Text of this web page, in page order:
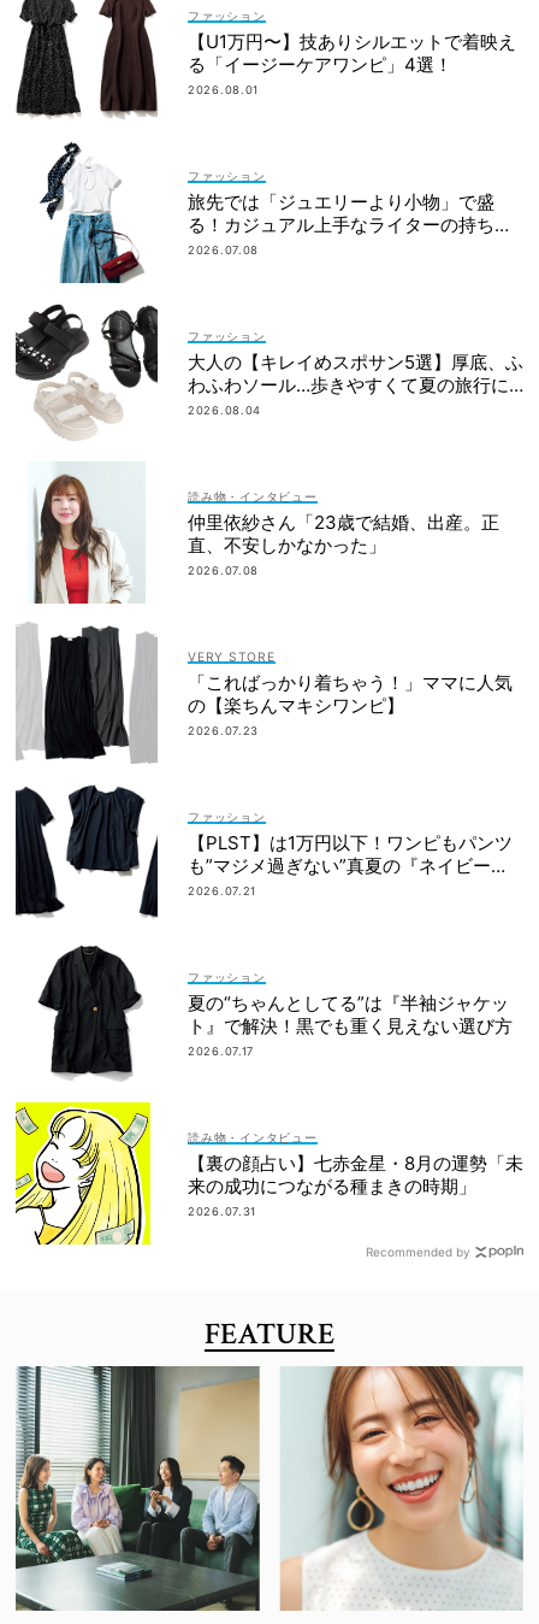
ファッション
【U1万円〜】技ありシルエットで着映え
る「イージーケアワンピ」4選！
2026.08.01
ファッション
旅先では「ジュエリーより小物」で盛
る！カジュアル上手なライターの持ち物
リスト
2026.07.08
ファッション
大人の【キレイめスポサン5選】厚底、ふ
わふわソール…歩きやすくて夏の旅行に
も！
2026.08.04
読み物・インタビュー
仲里依紗さん「23歳で結婚、出産。正
直、不安しかなかった」
2026.07.08
VERY STORE
「こればっかり着ちゃう！」ママに人気
の【楽ちんマキシワンピ】
2026.07.23
ファッション
【PLST】は1万円以下！ワンピもパンツ
も”マジメ過ぎない”真夏の『ネイビー
服』６選
2026.07.21
ファッション
夏の“ちゃんとしてる”は『半袖ジャケッ
ト』で解決！黒でも重く見えない選び方
2026.07.17
読み物・インタビュー
【裏の顔占い】七赤金星・8月の運勢「未
来の成功につながる種まきの時期」
2026.07.31
Recommended by
FEATURE